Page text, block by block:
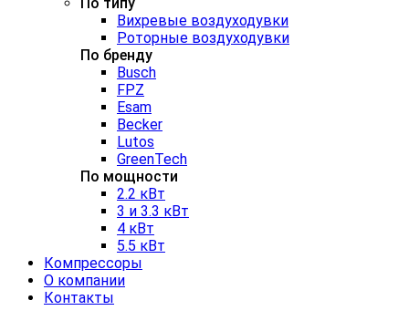
Вихревые воздуходувки
Роторные воздуходувки
По бренду
Busch
FPZ
Esam
Becker
Lutos
GreenTech
По мощности
2.2 кВт
3 и 3.3 кВт
4 кВт
5.5 кВт
Компрессоры
О компании
Контакты